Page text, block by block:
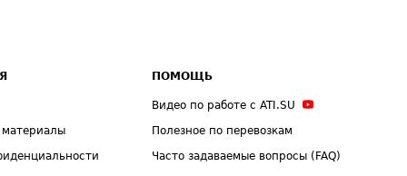
ПОМОЩЬ
Видео по работе с ATI.SU
Полезное по перевозкам
Часто задаваемые вопросы (FAQ)